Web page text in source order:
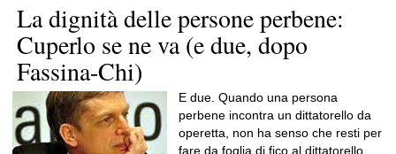
La dignità delle persone perbene:
Cuperlo se ne va (e due, dopo
Fassina-Chi)
E due. Quando una persona
perbene incontra un dittatorello da
operetta, non ha senso che resti per
fare da foglia di fico al dittatorello.